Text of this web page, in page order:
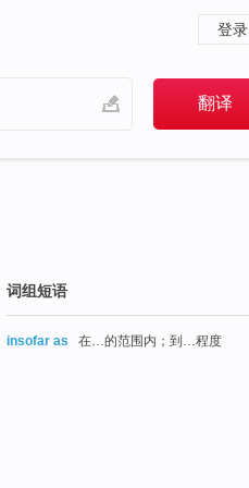
登录
词组短语
insofar as 在…的范围内；到…程度